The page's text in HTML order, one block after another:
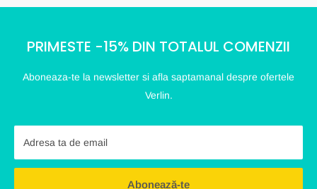
PRIMESTE -15% DIN TOTALUL COMENZII
Aboneaza-te la newsletter si afla saptamanal despre ofertele
Verlin.
Adresa ta de email
Abonează-te